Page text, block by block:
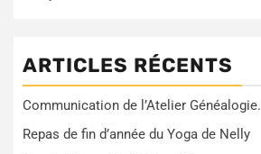
ARTICLES RÉCENTS
Communication de l’Atelier Généalogie.
Repas de fin d’année du Yoga de Nelly